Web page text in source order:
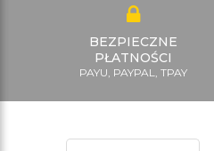
BEZPIECZNE
PŁATNOŚCI
PAYU, PAYPAL, TPAY